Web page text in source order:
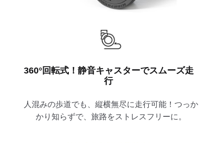
360°回転式！静音キャスターでスムーズ走
行
人混みの歩道でも、縦横無尽に走行可能！つっか
かり知らずで、旅路をストレスフリーに。